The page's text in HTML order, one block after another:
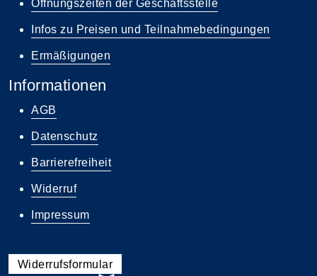
Öffnungszeiten der Geschäftsstelle
Infos zu Preisen und Teilnahmebedingungen
Ermäßigungen
Informationen
AGB
Datenschutz
Barrierefreiheit
Widerruf
Impressum
Widerrufsformular